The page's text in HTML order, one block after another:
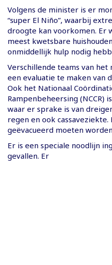
Volgens de minister is er
“super El Niño”, waarbij
droogte kan voorkomen. Er
meest kwetsbare
onmiddellijk hulp nodig
Verschillende teams van
een evaluatie te maken van
Ook het Nationaal
Rampenbeheersing (NCCR)
waar er sprake is van
regen en ook cassaveziekte.
geëvacueerd moeten
Er is een speciale noodlijn
gevallen. Er